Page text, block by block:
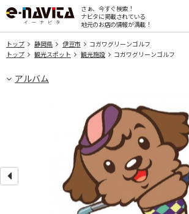
さぁ、今すぐ検索！
ナビタに掲載されている
地元のお店の情報が満載！
トップ 静岡県 伊豆市
コガワグリーンゴルフ
トップ
観光スポット 観光施設 コガワグリーンゴルフ
アルバム